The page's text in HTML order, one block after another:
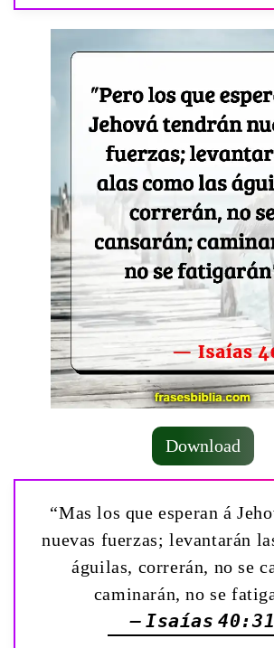
Download
“Mas los que esperan á
nuevas fuerzas; levantarán
águilas, correrán, no se
caminarán, no se
— Isaías 40:31